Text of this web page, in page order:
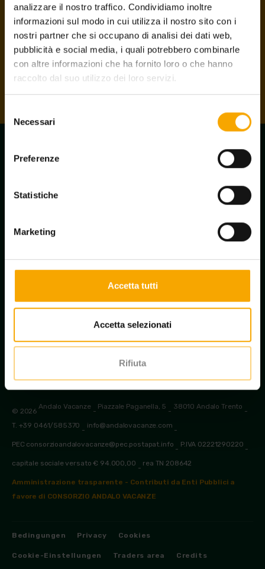
analizzare il nostro traffico. Condividiamo inoltre
informazioni sul modo in cui utilizza il nostro sito con i
nostri partner che si occupano di analisi dei dati web,
pubblicità e social media, i quali potrebbero combinarle
con altre informazioni che ha fornito loro o che hanno
raccolto dal suo utilizzo dei loro servizi.
delNecessari
Preferenze
Statistiche
Marketing
Accetta tutti
Accetta selezionati
Rifiuta
die in den Hotels, Ferienwohnungen und Appartements
übernachten, die dem Konsortium Andalo Vacanze
angeschlossen sind, erhalten die Karte kostenlos.
Die Karte holen
Newsletter-Anmeldung
© 2026
Andalo Vacanze
-
Piazzale Paganella, 5
-
38010 Andalo Trento
-
T. +39 0461/585370
-
info@andalovacanze.com
-
PEC consorzioandalovacanze@pec.postapat.info
-
P.IVA 02221290220
-
capitale sociale versato € 94.000,00
-
rea TN 208642
Amministrazione trasparente - Contributi da Enti Pubblici a
favore di CONSORZIO ANDALO VACANZE
Bedingungen Privacy Cookies
Cookie-Einstellungen Traders area Credits